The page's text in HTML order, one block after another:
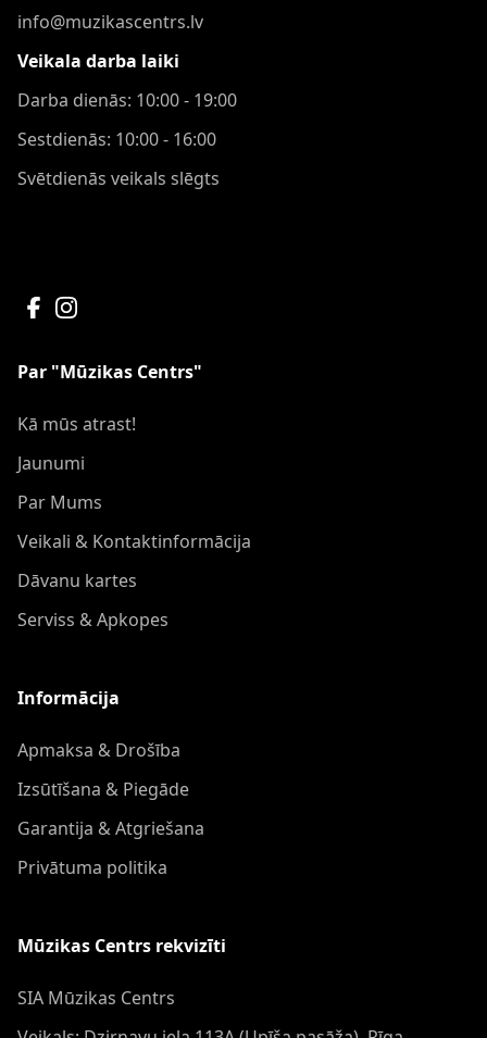
info@muzikascentrs.lv
Veikala darba laiki
Darba dienās: 10:00 - 19:00
Sestdienās: 10:00 - 16:00
Svētdienās veikals slēgts
Par "Mūzikas Centrs"
Kā mūs atrast!
Jaunumi
Par Mums
Veikali & Kontaktinformācija
Dāvanu kartes
Serviss & Apkopes
Informācija
Apmaksa & Drošība
Izsūtīšana & Piegāde
Garantija & Atgriešana
Privātuma politika
Mūzikas Centrs rekvizīti
SIA Mūzikas Centrs